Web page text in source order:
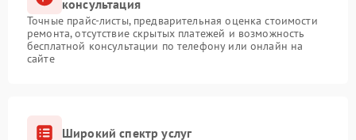
консультация
Точные прайс-листы, предварительная оценка стоимости
ремонта, отсутствие скрытых платежей и возможность
бесплатной консультации по телефону или онлайн на
сайте
Широкий спектр услуг